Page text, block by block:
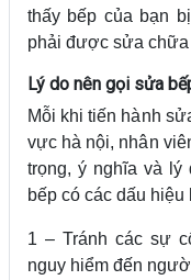
thấy bếp của bạn
phải được sửa chữa
Lý do nên gọi sửa
Mỗi khi tiến hành
vực hà nội, nhân
trọng, ý nghĩa và
bếp có các dấu
1 – Tránh các sự
nguy hiểm đến